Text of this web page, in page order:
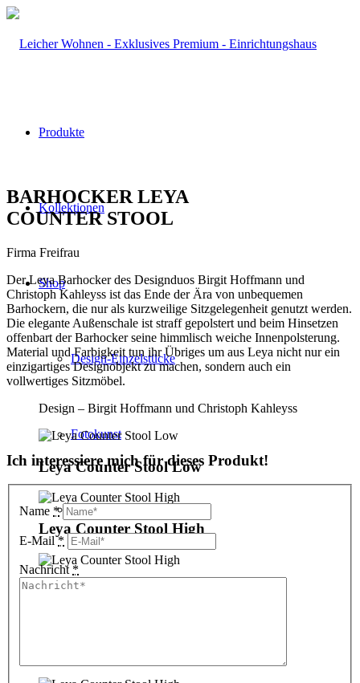
Produkte
Kollektionen
Shop
Design-Einzelstücke
Fotokunst
3D Visualisierungen
Geschenkgutscheine
BARHOCKER LEYA
COUNTER STOOL
Firma Freifrau
Der Leya Barhocker des Designduos Birgit Hoffmann und
Christoph Kahleyss ist das Ende der Ära von unbequemen
Barhockern, die nur als kurzweilige Sitzgelegenheit genutzt werden.
Die elegante Außenschale ist straff gepolstert und beim Hinsetzen
offenbart der Barhocker seine himmlisch weiche Innenpolsterung.
Material und Farbigkeit tun ihr Übriges um aus Leya nicht nur ein
einzigartiges Designobjekt zu machen, sondern auch ein
vollwertiges Sitzmöbel.
Design – Birgit Hoffmann und Christoph Kahleyss
Leya Counter Stool Low
Leya Counter Stool High
Leya Counter Stool High
Ich interessiere mich für dieses Produkt!
Name *
E-Mail*
Nachricht *